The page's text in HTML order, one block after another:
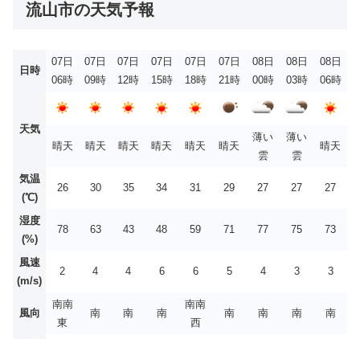
流山市の天気予報
日時
07日
06時
07日
09時
07日
12時
07日
15時
07日
18時
07日
21時
08日
00時
08日
03時
08日
06時
天気
晴天
晴天 晴天 晴天 晴天 晴天
薄い
雲
薄い
雲
晴天
気温
(℃)
26 30 35 34 31 29 27 27 27
湿度
(%)
78 63 43 48 59 71 77 75 73
風速
(m/s)
2 4 4 6 6 5 4 3 3
風向
南南
東
南 南 南
南南
西
南 南 南 南